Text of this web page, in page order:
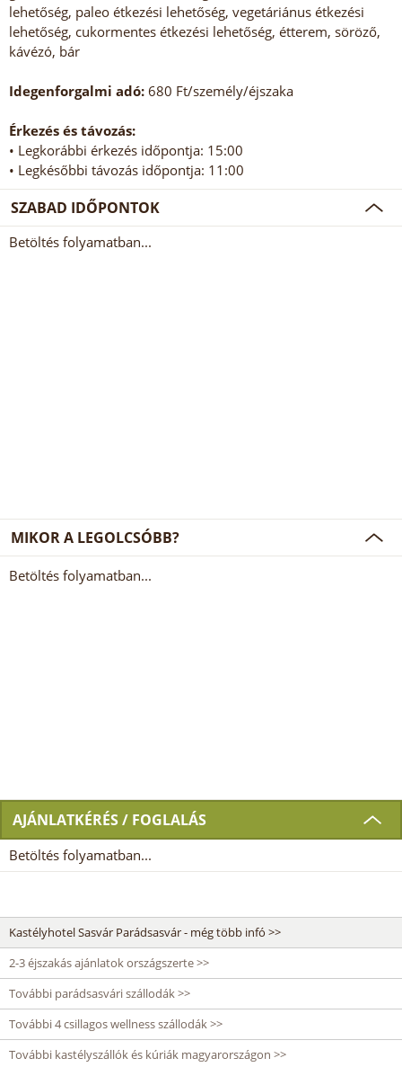
lehetőség, paleo étkezési lehetőség, vegetáriánus étkezési
lehetőség, cukormentes étkezési lehetőség, étterem, söröző,
kávézó, bár
Idegenforgalmi adó: 680 Ft/személy/éjszaka
Érkezés és távozás:
• Legkorábbi érkezés időpontja: 15:00
• Legkésőbbi távozás időpontja: 11:00
SZABAD IDŐPONTOK
Betöltés folyamatban...
MIKOR A LEGOLCSÓBB?
Betöltés folyamatban...
AJÁNLATKÉRÉS / FOGLALÁS
Betöltés folyamatban...
Kastélyhotel Sasvár Parádsasvár - még több infó >>
2-3 éjszakás ajánlatok országszerte >>
További parádsasvári szállodák >>
További 4 csillagos wellness szállodák >>
További kastélyszállók és kúriák magyarországon >>